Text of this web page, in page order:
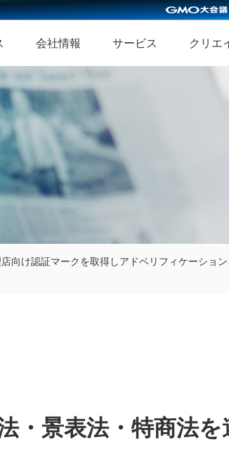
会社情報 サービス クリエ
向け認証マークを取得しアドベリフィケーショ
・景表法・特商法